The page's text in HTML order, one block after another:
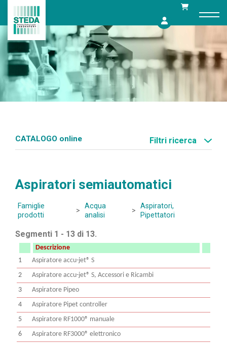
content
CATALOGO online Filtri ricerca
Aspiratori semiautomatici
Famiglie
prodotti
>
Acqua
analisi
>
Aspiratori,
Pipettatori
Segmenti 1 - 13 di 13.
Descrizione
1
Aspiratore accu-jet® S
2
Aspiratore accu-jet® S, Accessori e Ricambi
3
Aspiratore Pipeo
4
Aspiratore Pipet controller
5
Aspiratore RF1000® manuale
6
Aspiratore RF3000® elettronico